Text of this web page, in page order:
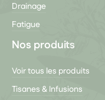
Drainage
Fatigue
Nos produits
Voir tous les produits
Tisanes & Infusions